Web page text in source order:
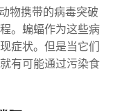
物携带的病毒突破
。蝙蝠作为这些病
症状。但是当它们
有可能通过污染食